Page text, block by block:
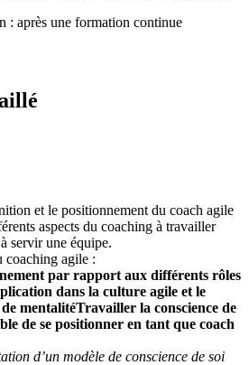
: après une formation continue
et le positionnement du coach agile
aspects du coaching à travailler
servir une équipe.
coaching agile :
par rapport aux différents rôles
dans la culture agile et le
mentalitéTravailler la conscience de
de se positionner en tant que coach
d’un modèle de conscience de soi